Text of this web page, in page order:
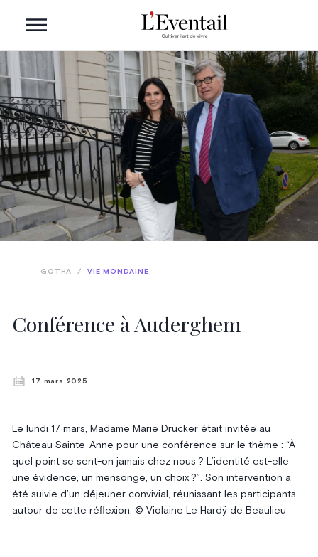
Conférence à Auderghem
GOTHA / VIE MONDAINE
17 mars 2025
Le lundi 17 mars, Madame Marie Drucker était invitée au
Château Sainte-Anne pour une conférence sur le thème : “À
quel point se sent-on jamais chez nous ? L’identité est-elle
une évidence, un mensonge, un choix ?”. Son intervention a
été suivie d’un déjeuner convivial, réunissant les participants
autour de cette réflexion. © Violaine Le Hardÿ de Beaulieu